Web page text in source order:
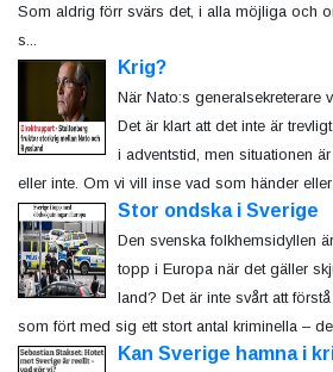
Som aldrig förr svärs det, i alla möjliga och
s...
Krig?
När Nato:s generalsekreterare
Det är klart att det inte är
i adventstid, men situationen
eller inte. Om vi vill inse vad som händer eller
Stor ondska i Sverige
Den svenska folkhemsidyllen
topp i Europa när det gäller
land? Det är inte svårt att
som fört med sig ett stort antal kriminella –
Kan Sverige hamna i